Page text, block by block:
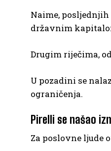
Naime,
državnim
Drugim riječima,
U pozadini se
ograničenja.
Pirelli se našao
Za poslovne ljude